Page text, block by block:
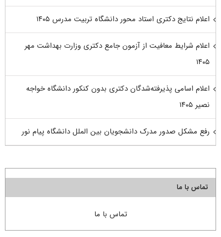
اعلام نتایج دکتری استاد محور دانشگاه تربیت مدرس ۱۴۰۵
اعلام شرایط معافیت از آزمون جامع دکتری وزارت بهداشت مهر
۱۴۰۵
اعلام اسامی پذیرفته‌شدگان دکتری بدون کنکور دانشگاه خواجه
نصیر ۱۴۰۵
رفع مشکل صدور مدرک دانشجویان بین الملل دانشگاه پیام نور
تماس با ما
تماس با ما